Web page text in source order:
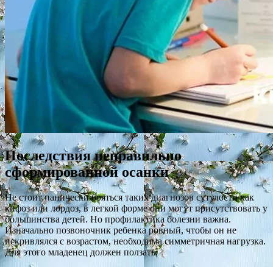
Последствия неправильно
сформированной осанки
Не стоит панически бояться таких диагнозов сутулости как
кифоз или лордоз, в легкой форме они могут присутствовать у
большинства детей. Но профилактика болезни важна.
Изначально позвоночник ребенка ровный, чтобы он не
искривлялся с возрастом, необходима симметричная нагрузка.
Для этого младенец должен ползать.